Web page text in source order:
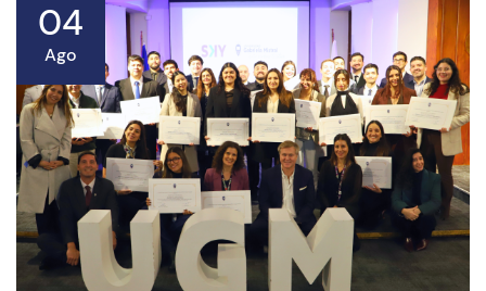
04
Ago